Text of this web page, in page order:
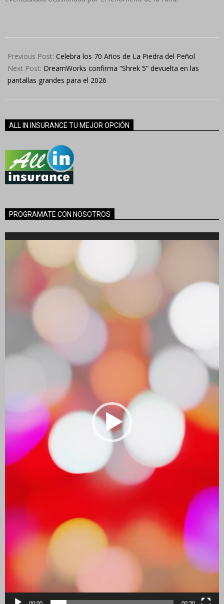
07-
11
Previous Post: Celebra los 70 Años de La Piedra del Peñol
Next Post: DreamWorks confirma “Shrek 5” devuelta en las
pantallas grandes para el 2026
ALL IN INSURANCE TU MEJOR OPCIÓN
PROGRAMATE CON NOSOTROS
Reproductor